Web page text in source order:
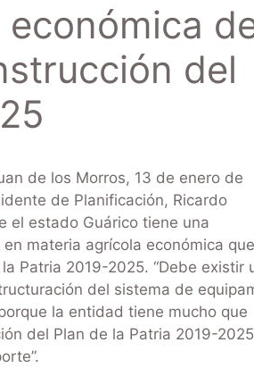
del
de los Morros, 13 de enero de
de Planificación, Ricardo
el estado Guárico tiene una
materia agrícola económica que
Patria 2019-2025. “Debe existir
del sistema de
la entidad tiene mucho que
del Plan de la Patria 2019-